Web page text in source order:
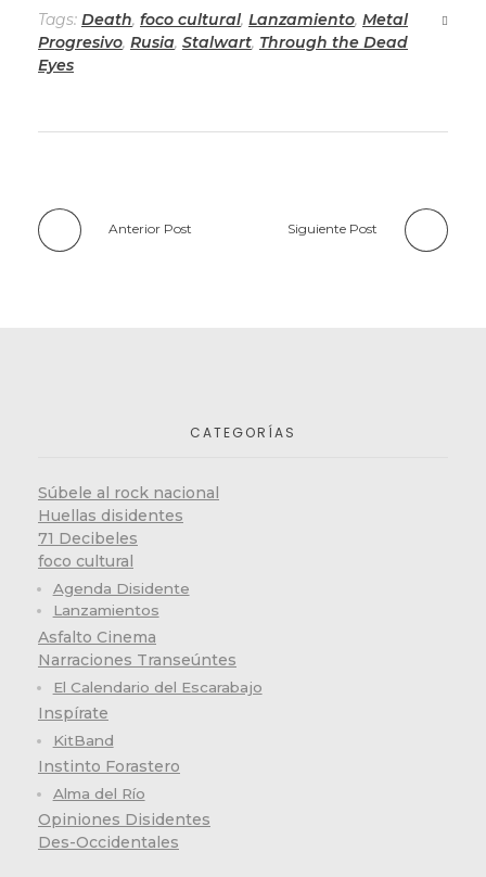
Tags: Death, foco cultural, Lanzamiento, Metal
Progresivo, Rusia, Stalwart, Through the Dead
Eyes
Anterior Post Siguiente Post
CATEGORÍAS
Súbele al rock nacional
Huellas disidentes
71 Decibeles
foco cultural
Agenda Disidente
Lanzamientos
Asfalto Cinema
Narraciones Transeúntes
El Calendario del Escarabajo
Inspírate
KitBand
Instinto Forastero
Alma del Río
Opiniones Disidentes
Des-Occidentales